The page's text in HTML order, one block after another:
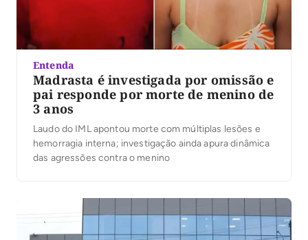
Entenda
Madrasta é investigada por omissão e
pai responde por morte de menino de
3 anos
Laudo do IML apontou morte com múltiplas lesões e
hemorragia interna; investigação ainda apura dinâmica
das agressões contra o menino